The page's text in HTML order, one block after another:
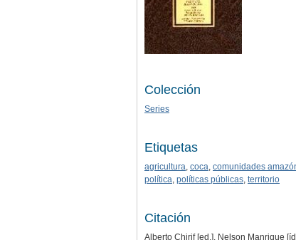
Colección
Series
Etiquetas
agricultura coca comunidades
política políticas públicas territorio
Citación
Alberto Chirif [ed.], Nelson Manrique